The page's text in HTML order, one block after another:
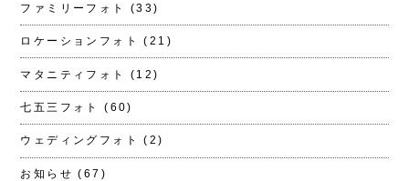
ファミリーフォト (33)
ロケーションフォト (21)
マタニティフォト (12)
七五三フォト (60)
ウェディングフォト (2)
お知らせ (67)